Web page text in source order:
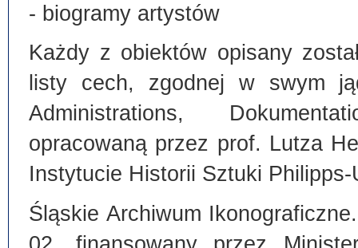
- biogramy artystów
Każdy z obiektów opisany
listy cech, zgodnej w swym
Administrations,
opracowaną przez prof. Lutza
Instytucie Historii Sztuki
Śląskie Archiwum